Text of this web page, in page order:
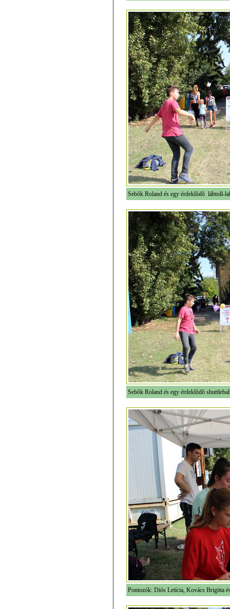
Sebõk Roland és egy érdeklõdõ lábtoll-
Sebõk Roland és egy érdeklõdõ
Pontozók: Diós Letícia, Kovács Brigitta